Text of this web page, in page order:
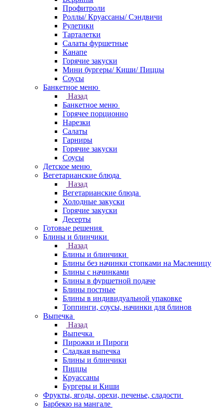
Профитроли
Роллы/ Круассаны/ Сэндвичи
Рулетики
Тарталетки
Салаты фуршетные
Канапе
Горячие закуски
Мини бургеры/ Киши/ Пиццы
Соусы
Банкетное меню
Назад
Банкетное меню
Горячее порционно
Нарезки
Салаты
Гарниры
Горячие закуски
Соусы
Детское меню
Вегетарианские блюда
Назад
Вегетарианские блюда
Холодные закуски
Горячие закуски
Десерты
Готовые решения
Блины и блинчики
Назад
Блины и блинчики
Блины без начинки стопками на Масленицу
Блины с начинками
Блины в фуршетной подаче
Блины постные
Блины в индивидуальной упаковке
Топпинги, соусы, начинки для блинов
Выпечка
Назад
Выпечка
Пирожки и Пироги
Сладкая выпечка
Блины и блинчики
Пиццы
Круасcаны
Бургеры и Киши
Фрукты, ягоды, орехи, печенье, сладости
Барбекю на мангале